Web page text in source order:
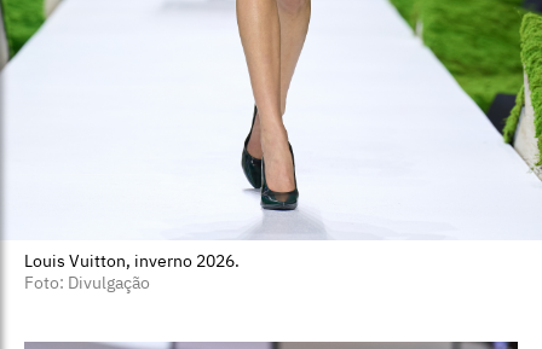
Louis Vuitton, inverno 2026.
Foto: Divulgação